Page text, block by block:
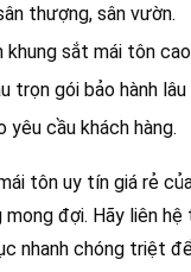
thượng, sân vườn.
sắt mái tôn
trọn gói bảo hành lâu
cầu khách hàng.
tôn uy tín giá rẻ
mong đợi. Hãy liên
nhanh chóng triệt